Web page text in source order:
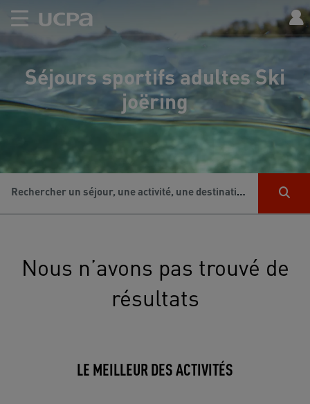
Séjours sportifs adultes Ski
joëring
Rechercher un séjour, une activité, une destination...
Nous n’avons pas trouvé de
résultats
LE MEILLEUR DES ACTIVITÉS